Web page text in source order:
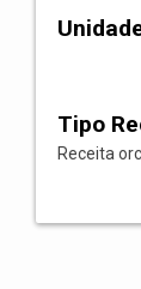
Tipo
Receita